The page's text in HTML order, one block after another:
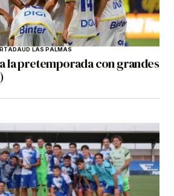
UD LAS PALMAS
la pretemporada con grandes